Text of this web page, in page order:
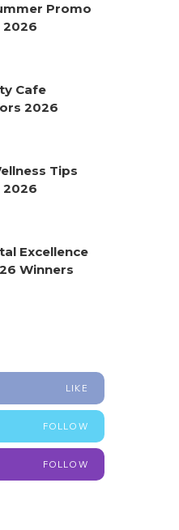
Promo
2026
Cafe
2026
Tips
2026
Excellence
Winners
LIKE
FOLLOW
FOLLOW